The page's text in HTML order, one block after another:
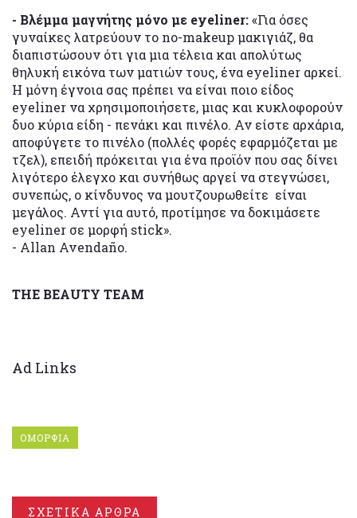
- Βλέμμα μαγνήτης μόνο με eyeliner:«Για όσες
γυναίκες λατρεύουν το no-makeup μακιγιάζ, θα
διαπιστώσουν ότι για μια τέλεια και απολύτως
θηλυκή εικόνα των ματιών τους, ένα eyeliner αρκεί.
Η μόνη έγνοια σας πρέπει να είναι ποιο είδος
eyeliner να χρησιμοποιήσετε, μιας και κυκλοφορούν
δυο κύρια είδη - πενάκι και πινέλο. Αν είστε αρχάρια,
αποφύγετε το πινέλο (πολλές φορές εφαρμόζεται με
τζελ), επειδή πρόκειται για ένα προϊόν που σας δίνει
λιγότερο έλεγχο και συνήθως αργεί να στεγνώσει,
συνεπώς, ο κίνδυνος να μουτζουρωθείτε είναι
μεγάλος. Αντί για αυτό, προτίμησε να δοκιμάσετε
eyeliner σε μορφή stick».
- Allan Avendaño.
THE BEAUTY TEAM
Ad Links
ΟΜΟΡΦΙΑ
ΣΧΕΤΙΚΑ ΑΡΘΡΑ